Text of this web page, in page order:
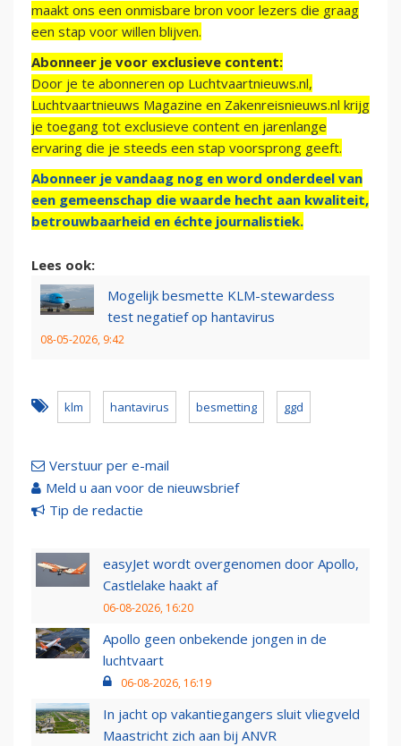
maakt ons een onmisbare bron voor lezers die graag
een stap voor willen blijven.
Abonneer je voor exclusieve content:
Door je te abonneren op Luchtvaartnieuws.nl,
Luchtvaartnieuws Magazine en Zakenreisnieuws.nl krijg
je toegang tot exclusieve content en jarenlange
ervaring die je steeds een stap voorsprong geeft.
Abonneer je vandaag nog en word onderdeel van
een gemeenschap die waarde hecht aan kwaliteit,
betrouwbaarheid en échte journalistiek.
Lees ook:
Mogelijk besmette KLM-stewardess
test negatief op hantavirus
08-05-2026, 9:42
klm hantavirus besmetting ggd
Verstuur per e-mail
Meld u aan voor de nieuwsbrief
Tip de redactie
easyJet wordt overgenomen door Apollo,
Castlelake haakt af
06-08-2026, 16:20
Apollo geen onbekende jongen in de
luchtvaart
06-08-2026, 16:19
In jacht op vakantiegangers sluit vliegveld
Maastricht zich aan bij ANVR